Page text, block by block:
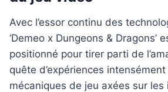
Avec l’essor continu des
‘Demeo x Dungeons & Dragons’
positionné pour tirer parti de
quête d’expériences
mécaniques de jeu axées sur les